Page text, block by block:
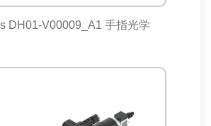
DH01-V00009_A1 手指光学